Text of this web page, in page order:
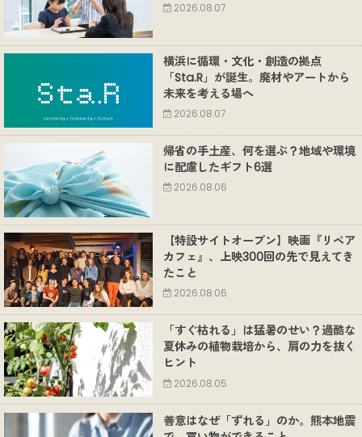
2026.08.07
横浜に循環・文化・創造の拠点
「Sta.R」が誕生。廃材やアートから
未来を考える場へ
2026.08.07
帰省の手土産、何を選ぶ？地域や環境
に配慮したギフト6選
2026.08.06
【特設サイトオープン】映画『リペア
カフェ』、上映300回の先で見えてき
たこと
2026.08.06
「すぐ枯れる」は猛暑のせい？過酷な
夏休みの植物栽培から、肩の力を抜く
ヒント
2026.08.05
善意はなぜ「ずれる」のか。熊本地震